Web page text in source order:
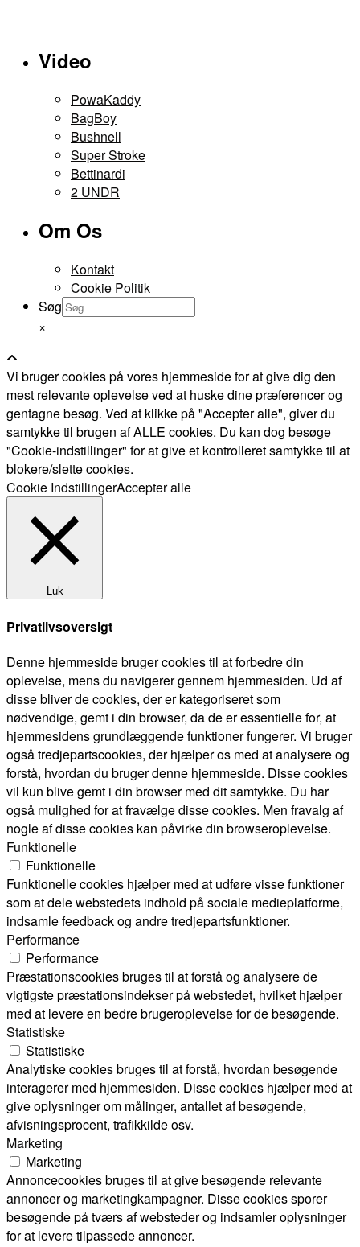
Video
PowaKaddy
BagBoy
Bushnell
Super Stroke
Bettinardi
2 UNDR
Om Os
Kontakt
Cookie Politik
Søg
×
Vi bruger cookies på vores hjemmeside for at give dig den
mest relevante oplevelse ved at huske dine præferencer og
gentagne besøg. Ved at klikke på "Accepter alle", giver du
samtykke til brugen af ALLE cookies. Du kan dog besøge
"Cookie-indstillinger" for at give et kontrolleret samtykke til at
blokere/slette cookies.
Cookie IndstillingerAccepter alle
Luk
Privatlivsoversigt
Denne hjemmeside bruger cookies til at forbedre din
oplevelse, mens du navigerer gennem hjemmesiden. Ud af
disse bliver de cookies, der er kategoriseret som
nødvendige, gemt i din browser, da de er essentielle for, at
hjemmesidens grundlæggende funktioner fungerer. Vi bruger
også tredjepartscookies, der hjælper os med at analysere og
forstå, hvordan du bruger denne hjemmeside. Disse cookies
vil kun blive gemt i din browser med dit samtykke. Du har
også mulighed for at fravælge disse cookies. Men fravalg af
nogle af disse cookies kan påvirke din browseroplevelse.
Funktionelle
Funktionelle
Funktionelle cookies hjælper med at udføre visse funktioner
som at dele webstedets indhold på sociale medieplatforme,
indsamle feedback og andre tredjepartsfunktioner.
Performance
Performance
Præstationscookies bruges til at forstå og analysere de
vigtigste præstationsindekser på webstedet, hvilket hjælper
med at levere en bedre brugeroplevelse for de besøgende.
Statistiske
Statistiske
Analytiske cookies bruges til at forstå, hvordan besøgende
interagerer med hjemmesiden. Disse cookies hjælper med at
give oplysninger om målinger, antallet af besøgende,
afvisningsprocent, trafikkilde osv.
Marketing
Marketing
Annoncecookies bruges til at give besøgende relevante
annoncer og marketingkampagner. Disse cookies sporer
besøgende på tværs af websteder og indsamler oplysninger
for at levere tilpassede annoncer.